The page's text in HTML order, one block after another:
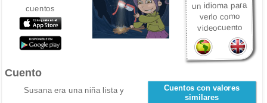
cuentos un idioma para
verlo como
videocuento
Cuento
Cuentos con valores
similares
Susana era una niña lista y